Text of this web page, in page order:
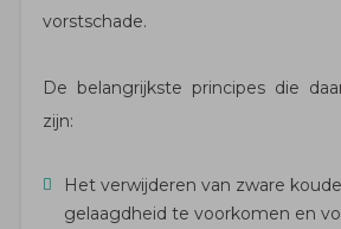
vorstschade.
De belangrijkste principes die
zijn:
Het verwijderen van zware
gelaagdheid te voorkomen en